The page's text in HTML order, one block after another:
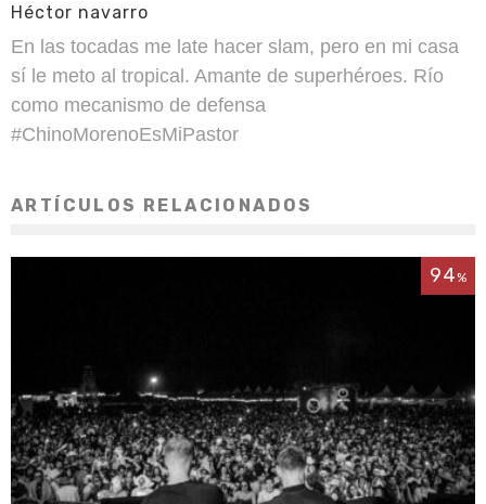
Héctor navarro
En las tocadas me late hacer slam, pero en mi casa
sí le meto al tropical. Amante de superhéroes. Río
como mecanismo de defensa
#ChinoMorenoEsMiPastor
ARTÍCULOS RELACIONADOS
94%